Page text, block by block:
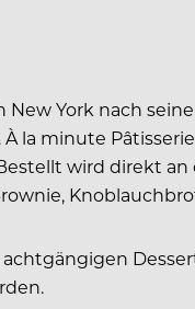
New York nach
la minute
wird direkt